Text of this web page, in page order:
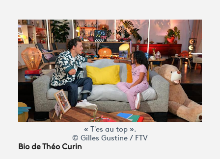
« T'es au top ».
© Gilles Gustine / FTV
Bio de Théo Curin